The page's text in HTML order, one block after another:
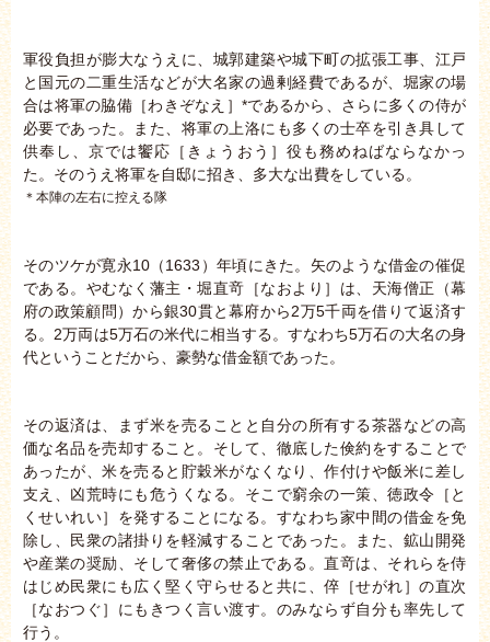
軍役負担が膨大なうえに、城郭建築や城下町の拡張工事、江戸
と国元の二重生活などが大名家の過剰経費であるが、堀家の場
合は将軍の脇備［わきぞなえ］*であるから、さらに多くの侍が
必要であった。また、将軍の上洛にも多くの士卒を引き具して
供奉し、京では饗応［きょうおう］役も務めねばならなかっ
た。そのうえ将軍を自邸に招き、多大な出費をしている。
＊本陣の左右に控える隊
そのツケが寛永10（1633）年頃にきた。矢のような借金の催促
である。やむなく藩主・堀直竒［なおより］は、天海僧正（幕
府の政策顧問）から銀30貫と幕府から2万5千両を借りて返済す
る。2万両は5万石の米代に相当する。すなわち5万石の大名の身
代ということだから、豪勢な借金額であった。
その返済は、まず米を売ることと自分の所有する茶器などの高
価な名品を売却すること。そして、徹底した倹約をすることで
あったが、米を売ると貯穀米がなくなり、作付けや飯米に差し
支え、凶荒時にも危うくなる。そこで窮余の一策、徳政令［と
くせいれい］を発することになる。すなわち家中間の借金を免
除し、民衆の諸掛りを軽減することであった。また、鉱山開発
や産業の奨励、そして奢侈の禁止である。直竒は、それらを侍
はじめ民衆にも広く堅く守らせると共に、倅［せがれ］の直次
［なおつぐ］にもきつく言い渡す。のみならず自分も率先して
行う。